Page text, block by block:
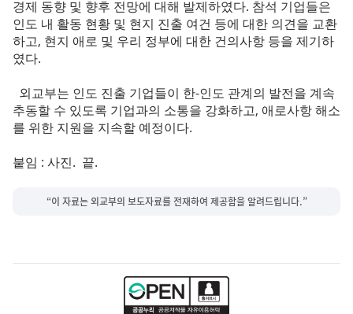
경제 동향 및 향후 전망에 대해 발제하였다. 참석 기업들은
인도 내 활동 현황 및 현지 진출 여건 등에 대한 의견을 교환
하고, 현지 애로 및 우리 정부에 대한 건의사항 등을 제기하
였다.
외교부는 인도 진출 기업들이 한-인도 관계의 발전을 계속
추동할 수 있도록 기업과의 소통을 강화하고, 애로사항 해소
를 위한 지원을 지속할 예정이다.
붙임 : 사진. 끝.
“이 자료는 외교부의 보도자료를 전재하여 제공함을 알려드립니다.”